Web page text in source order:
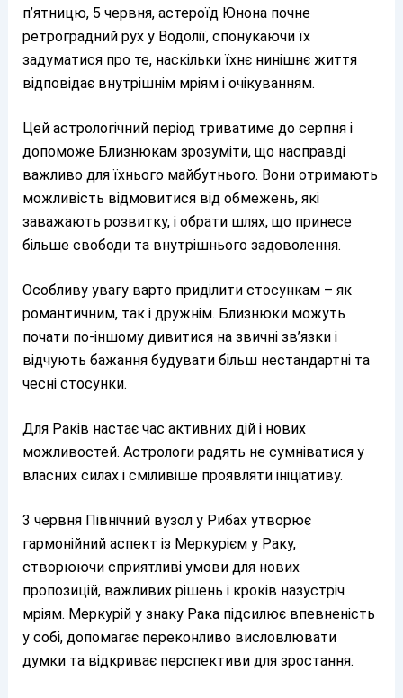
п’ятницю, 5 червня, астероїд Юнона почне
ретроградний рух у Водолії, спонукаючи їх
задуматися про те, наскільки їхнє нинішнє життя
відповідає внутрішнім мріям і очікуванням.
Цей астрологічний період триватиме до серпня і
допоможе Близнюкам зрозуміти, що насправді
важливо для їхнього майбутнього. Вони отримають
можливість відмовитися від обмежень, які
заважають розвитку, і обрати шлях, що принесе
більше свободи та внутрішнього задоволення.
Особливу увагу варто приділити стосункам – як
романтичним, так і дружнім. Близнюки можуть
почати по-іншому дивитися на звичні зв’язки і
відчують бажання будувати більш нестандартні та
чесні стосунки.
Для Раків настає час активних дій і нових
можливостей. Астрологи радять не сумніватися у
власних силах і сміливіше проявляти ініціативу.
3 червня Північний вузол у Рибах утворює
гармонійний аспект із Меркурієм у Раку,
створюючи сприятливі умови для нових
пропозицій, важливих рішень і кроків назустріч
мріям. Меркурій у знаку Рака підсилює впевненість
у собі, допомагає переконливо висловлювати
думки та відкриває перспективи для зростання.